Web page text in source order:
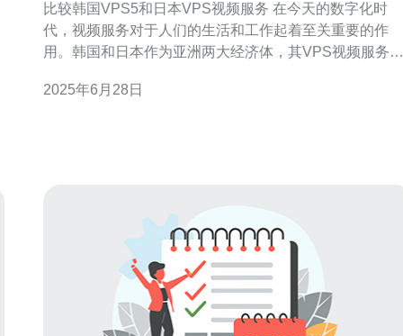
比较韩国VPS5和日本VPS视频服务 在今天的数字化时
代，视频服务对于人们的生活和工作起着至关重要的作
用。韩国和日本作为亚洲两大经济体，其VPS视频服务在
务的优势和劣势，帮助用户更好地选择适合自己需求的服
2025年6月28日